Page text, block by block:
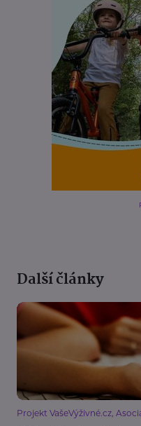
Další články
Projekt VašeVýživné.cz,